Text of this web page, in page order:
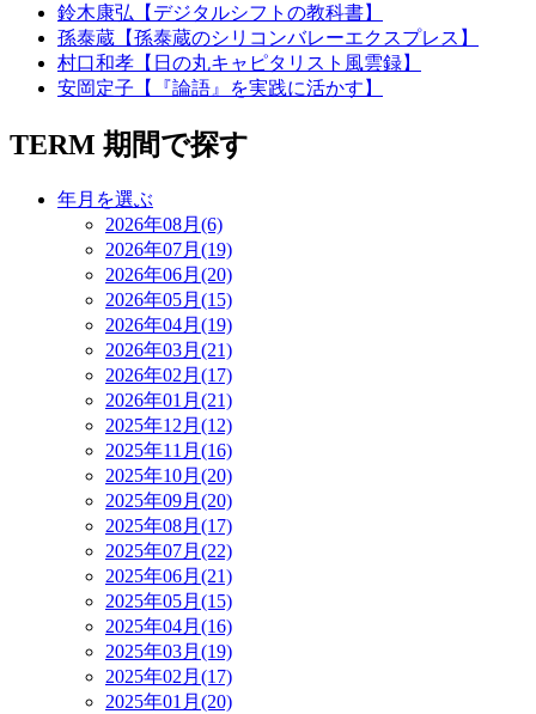
鈴木康弘【デジタルシフトの教科書】
孫泰蔵【孫泰蔵のシリコンバレーエクスプレス】
村口和孝【日の丸キャピタリスト風雲録】
安岡定子【『論語』を実践に活かす】
TERM 期間で探す
年月を選ぶ
2026年08月(6)
2026年07月(19)
2026年06月(20)
2026年05月(15)
2026年04月(19)
2026年03月(21)
2026年02月(17)
2026年01月(21)
2025年12月(12)
2025年11月(16)
2025年10月(20)
2025年09月(20)
2025年08月(17)
2025年07月(22)
2025年06月(21)
2025年05月(15)
2025年04月(16)
2025年03月(19)
2025年02月(17)
2025年01月(20)